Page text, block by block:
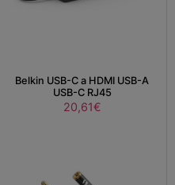
Belkin USB-C a HDMI USB-A
USB-C RJ45
20,61€